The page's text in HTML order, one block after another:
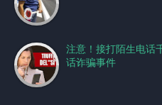
注意！接打陌生电话
话诈骗事件